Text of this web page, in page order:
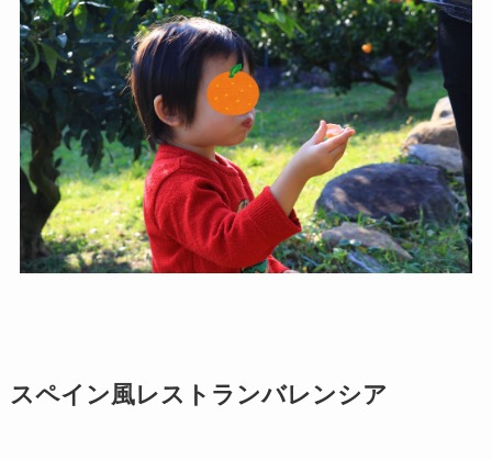
スペイン風レストランバレンシア